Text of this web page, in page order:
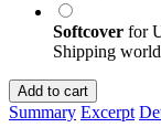
Softcover for
Shipping
Add to cart
Summary Excerpt